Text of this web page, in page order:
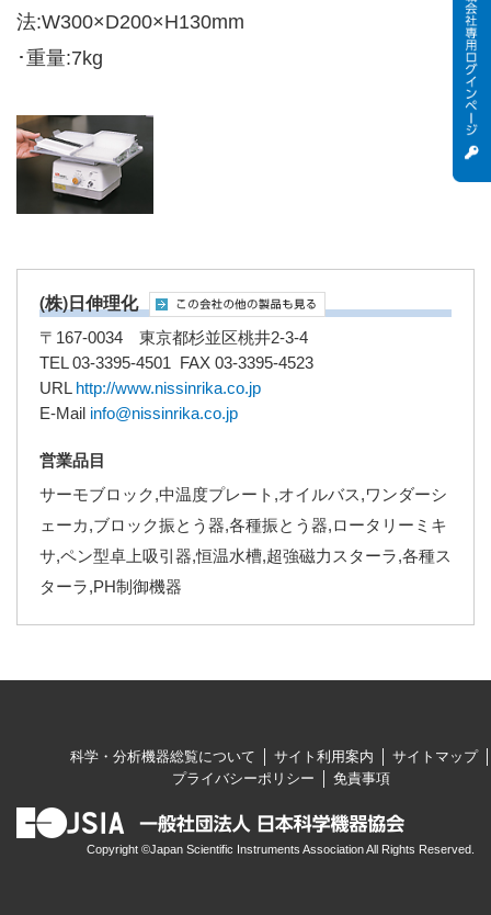
法:W300×D200×H130mm
･重量:7kg
(株)日伸理化
〒167-0034 東京都杉並区桃井2-3-4
TEL 03-3395-4501 FAX 03-3395-4523
URL http://www.nissinrika.co.jp
E-Mail info@nissinrika.co.jp
営業品目
サーモブロック,中温度プレート,オイルバス,ワンダーシ
ェーカ,ブロック振とう器,各種振とう器,ロータリーミキ
サ,ペン型卓上吸引器,恒温水槽,超強磁力スターラ,各種ス
ターラ,PH制御機器
科学・分析機器総覧について サイト利用案内
サイトマップ
プライバシーポリシー
免責事項
Copyright ©Japan Scientific Instruments Association All Rights Reserved.